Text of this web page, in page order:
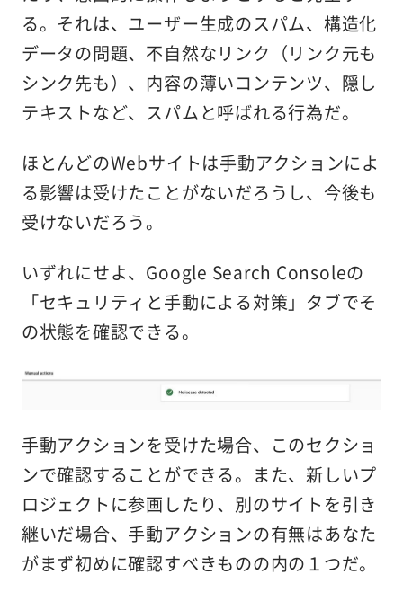
る。それは、ユーザー生成のスパム、構造化
データの問題、不自然なリンク（リンク元も
シンク先も）、内容の薄いコンテンツ、隠し
テキストなど、スパムと呼ばれる行為だ。
ほとんどのWebサイトは手動アクションによ
る影響は受けたことがないだろうし、今後も
受けないだろう。
いずれにせよ、Google Search Consoleの
「セキュリティと手動による対策」タブでそ
の状態を確認できる。
手動アクションを受けた場合、このセクショ
ンで確認することができる。また、新しいプ
ロジェクトに参画したり、別のサイトを引き
継いだ場合、手動アクションの有無はあなた
がまず初めに確認すべきものの内の１つだ。